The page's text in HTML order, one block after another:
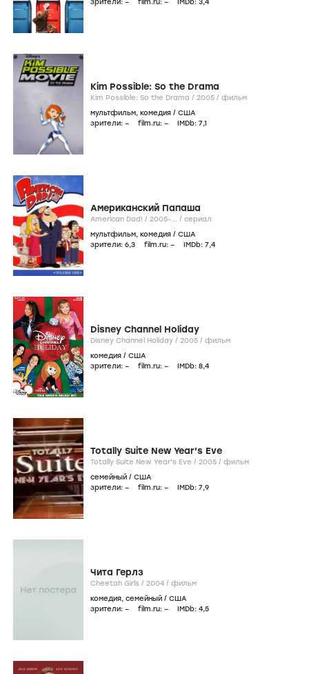
Kim Possible: So the Drama
Kim Possible: So the Drama / 2005 / фильм
мультфильм, комедия / США
зрители: – film.ru: – IMDb: 7,1
Американский Папаша
American Dad! / 2005-... / сериал
мультфильм, комедия / США
зрители: 6,3 film.ru: – IMDb: 7,4
Disney Channel Holiday
Disney Channel Holiday / 2005 / фильм
комедия / США
зрители: – film.ru: – IMDb: 8,4
Totally Suite New Year's Eve
Totally Suite New Year's Eve / 2005 / фильм
семейный / США
зрители: – film.ru: – IMDb: 7,9
Чита Герлз
Cheetah Girls / 2004 / фильм
комедия, семейный / США
зрители: – film.ru: – IMDb: 4,5